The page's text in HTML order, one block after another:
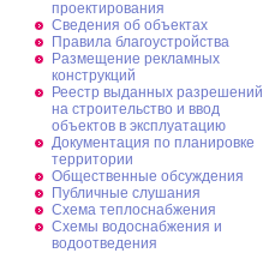
проектирования
Сведения об объектах
Правила благоустройства
Размещение рекламных
конструкций
Реестр выданных разрешений
на строительство и ввод
объектов в эксплуатацию
Документация по планировке
территории
Общественные обсуждения
Публичные слушания
Схема теплоснабжения
Схемы водоснабжения и
водоотведения